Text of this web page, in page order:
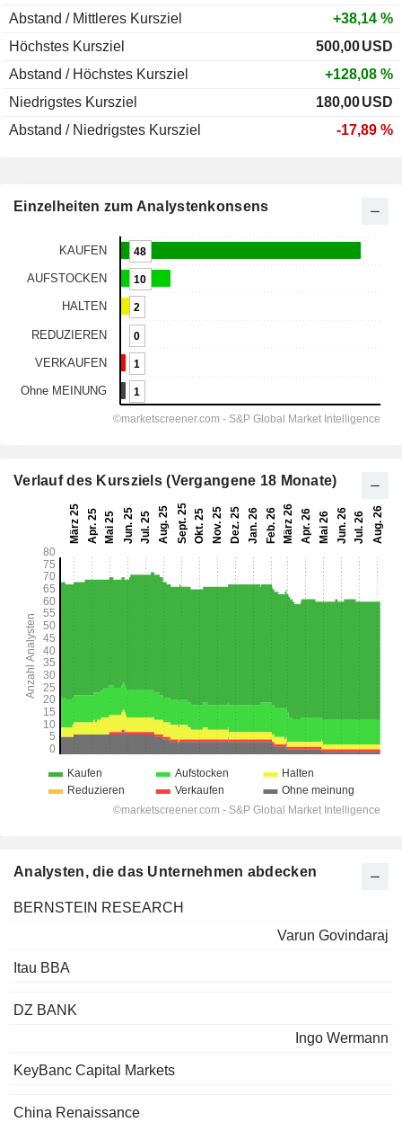
Abstand / Mittleres Kursziel
+38,14 %
Höchstes Kursziel
500,00USD
Abstand / Höchstes Kursziel
+128,08 %
Niedrigstes Kursziel
180,00USD
Abstand / Niedrigstes Kursziel
-17,89 %
Einzelheiten zum Analystenkonsens
Verlauf des Kursziels (Vergangene 18 Monate)
Analysten, die das Unternehmen abdecken
BERNSTEIN RESEARCH
Varun Govindaraj
Itau BBA
DZ BANK
Ingo Wermann
KeyBanc Capital Markets
China Renaissance